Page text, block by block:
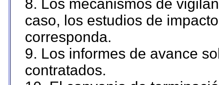
8. Los mecanismos de
caso, los estudios de
corresponda.
9. Los informes de avance
contratados.